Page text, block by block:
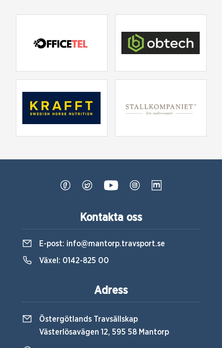
Kontakta oss
E-post: info@mantorp.travsport.se
Växel: 0142-825 00
Adress
Östergötlands Travsällskap
Västerlösavägen 12, 595 58 Mantorp